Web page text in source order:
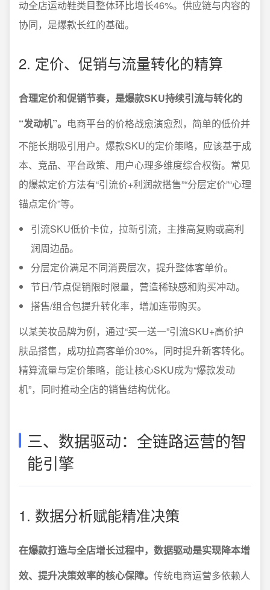
动全店运动鞋类目整体环比增长46%。供应链与内容的
协同，是爆款长红的基础。
2. 定价、促销与流量转化的精算
合理定价和促销节奏，是爆款SKU持续引流与转化的
“发动机”。 电商平台的价格战愈演愈烈，简单的低价并
不能长期吸引用户。爆款SKU的定价策略，应该基于成
本、竞品、平台政策、用户心理多维度综合权衡。常见
的爆款定价方法有“引流价+利润款搭售”“分层定价”“心理
锚点定价”等。
引流SKU低价卡位，拉新引流，主推高复购或高利
润周边品。
分层定价满足不同消费层次，提升整体客单价。
节日/节点促销限时限量，营造稀缺感和购买冲动。
搭售/组合包提升转化率，增加连带购买。
以某美妆品牌为例，通过“买一送一”引流SKU+高价护
肤品搭售，成功拉高客单价30%，同时提升新客转化。
精算流量与定价策略，能让核心SKU成为“爆款发动
机”，同时推动全店的销售结构优化。
三、数据驱动：全链路运营的智
能引擎
1. 数据分析赋能精准决策
在爆款打造与全店增长过程中，数据驱动是实现降本增
效、提升决策效率的核心保障。 传统电商运营多依赖人